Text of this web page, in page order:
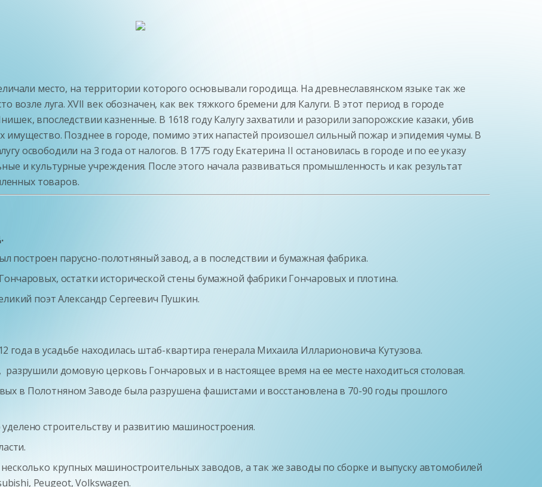
место, на территории которого основывали городища. На древнеславянском языке так же
возле луга. XVII век обозначен, как век тяжкого бремени для Калуги. В этот период в городе
впоследствии казненные. В 1618 году Калугу захватили и разорили запорожские казаки, убив
имущество. Позднее в городе, помимо этих напастей произошел сильный пожар и эпидемия чумы. В
освободили на 3 года от налогов. В 1775 году Екатерина II остановилась в городе и по ее указу
и культурные учреждения. После этого начала развиваться промышленность и как результат
товаров.
построен парусно-полотняный завод, а в последствии и бумажная фабрика.
остатки исторической стены бумажной фабрики Гончаровых и плотина.
поэт Александр Сергеевич Пушкин.
в усадьбе находилась штаб-квартира генерала Михаила Илларионовича Кутузова.
домовую церковь Гончаровых и в настоящее время на ее месте находиться столовая.
в Полотняном Заводе была разрушена фашистами и восстановлена в 70-90 годы прошлого
строительству и развитию машиностроения.
крупных машиностроительных заводов, а так же заводы по сборке и выпуску автомобилей
Peugeot, Volkswagen.